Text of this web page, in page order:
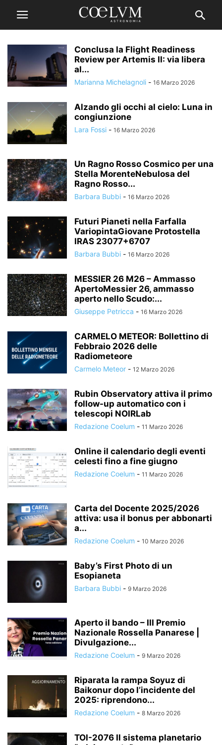
Conclusa la Flight Readiness
Review per Artemis II: via libera
al...
Marianna Michelagnoli - 16 Marzo 2026
Alzando gli occhi al cielo: Luna in
congiunzione
Lara Fossi - 16 Marzo 2026
Un Ragno Rosso Cosmico per una
Stella MorenteNebulosa del
Ragno Rosso...
Barbara Bubbi - 16 Marzo 2026
Futuri Pianeti nella Farfalla
VariopintaGiovane Protostella
IRAS 23077+6707
Barbara Bubbi - 16 Marzo 2026
MESSIER 26 M26 – Ammasso
ApertoMessier 26, ammasso
aperto nello Scudo:...
Giuseppe Petricca - 16 Marzo 2026
CARMELO METEOR: Bollettino di
Febbraio 2026 delle
Radiometeore
Carmelo Meteor - 12 Marzo 2026
Rubin Observatory attiva il primo
follow-up automatico con i
telescopi NOIRLab
Redazione Coelum - 11 Marzo 2026
Online il calendario degli eventi
celesti fino a fine giugno
Redazione Coelum - 11 Marzo 2026
Carta del Docente 2025/2026
attiva: usa il bonus per abbonarti
a...
Redazione Coelum - 10 Marzo 2026
Baby’s First Photo di un
Esopianeta
Barbara Bubbi - 9 Marzo 2026
Aperto il bando – III Premio
Nazionale Rossella Panarese |
Divulgazione...
Redazione Coelum - 9 Marzo 2026
Riparata la rampa Soyuz di
Baikonur dopo l’incidente del
2025: riprendono...
Redazione Coelum - 8 Marzo 2026
TOI-2076 Il sistema planetario